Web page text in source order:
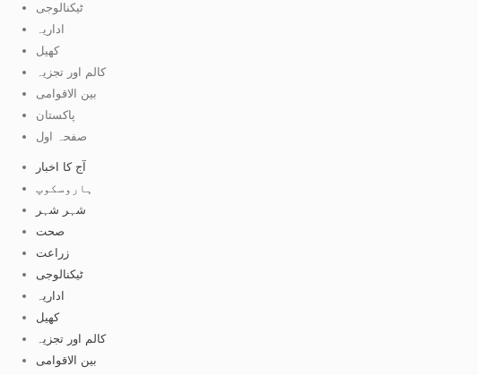
ٹیکنالوجی
اداریہ
کھیل
کالم اور تجزیہ
بین الاقوامی
پاکستان
صفحہ اول
آج کا اخبار
ہاروسکوپ
شہر شہر
صحت
زراعت
ٹیکنالوجی
اداریہ
کھیل
کالم اور تجزیہ
بین الاقوامی